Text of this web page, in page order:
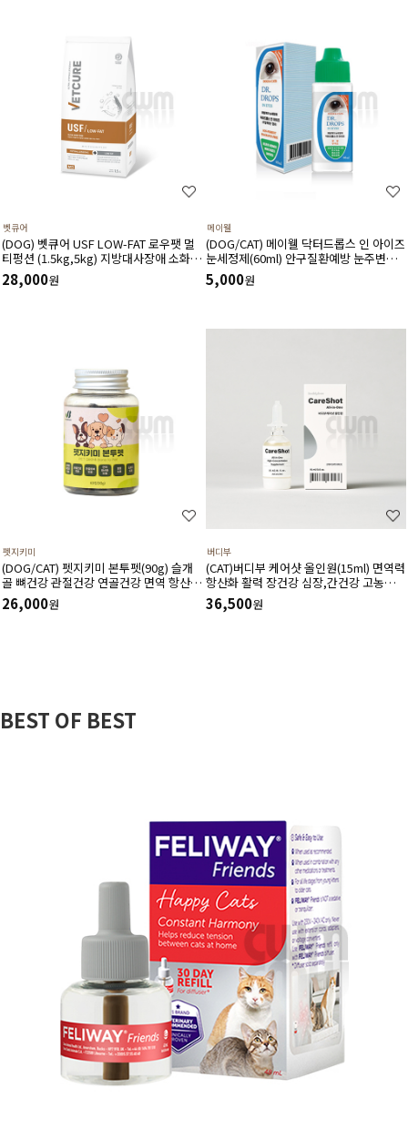
벳큐어
(DOG) 벳큐어 USF LOW-FAT 로우팻 멀
티펑션 (1.5kg,5kg) 지방대사장애 소화기
면역 식이알러지 피부모질건강 소화흡수
장애에 도움
28,000원
메이웰
(DOG/CAT) 메이웰 닥터드롭스 인 아이즈
눈세정제(60ml) 안구질환예방 눈주변냄
새완화 안구건조증완화 이물질세정
5,000원
펫지키미
(DOG/CAT) 펫지키미 본투펫(90g) 슬개
골 뼈건강 관절건강 연골건강 면역 항산화
염증 소화기에 도움
26,000원
버디부
(CAT)버디부 케어샷 올인원(15ml) 면역력
항산화 활력 장건강 심장,간건강 고농축
고흡수 영양제
36,500원
BEST OF BEST